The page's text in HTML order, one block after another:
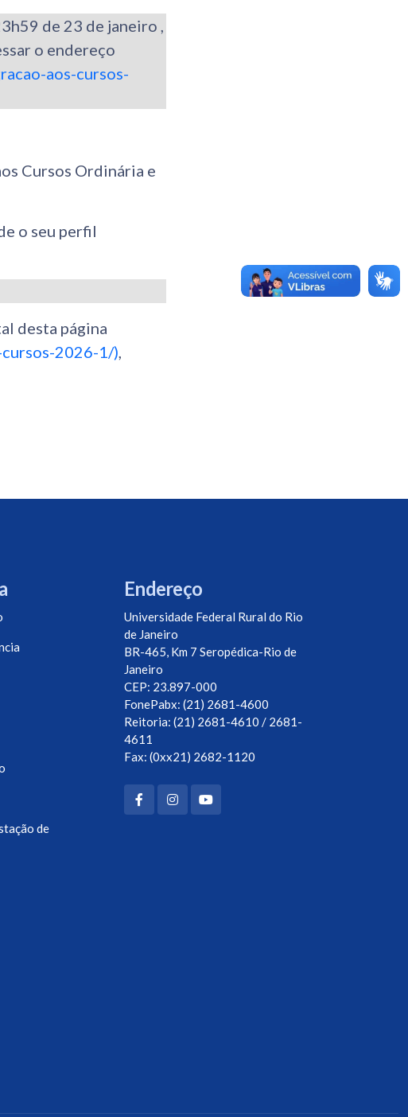
de 23 de janeiro ,
o endereço
aos-cursos-
Cursos Ordinária e
o seu perfil
desta página
2026-1/),
de
Endereço
Universidade Federal Rural do Rio
de Janeiro
BR-465, Km 7 Seropédica-Rio de
Janeiro
CEP: 23.897-000
FonePabx: (21) 2681-4600
Reitoria: (21) 2681-4610 / 2681-
4611
Fax: (0xx21) 2682-1120